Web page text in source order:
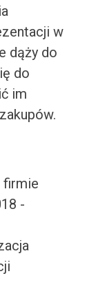
w
dąży do
do
im
firmie
-